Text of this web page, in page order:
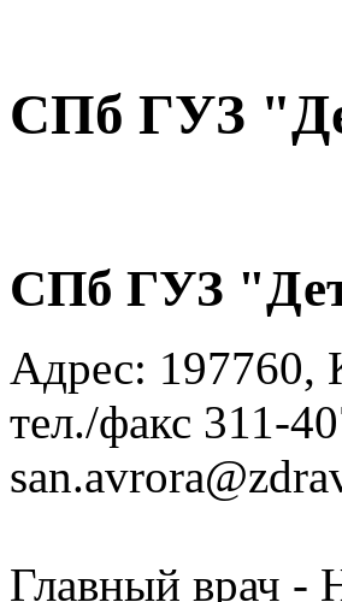
СПб ГУЗ
СПб ГУЗ
Адрес: 197760,
тел./факс 311-
Главный врач -